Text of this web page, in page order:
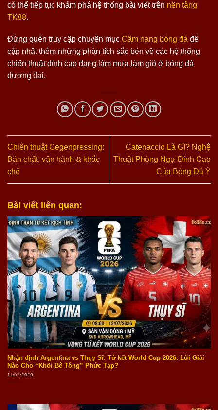
có thể tiếp tục khám phá hệ thống bài viết trên nền tảng
TK88.
Đừng quên truy cập chuyên mục Cẩm nang bóng đá để
cập nhật thêm những phân tích sắc bén về các hệ thống
chiến thuật đỉnh cao đang làm mưa làm gió ở bóng đá
đương đại.
Chiến thuật Gegenpressing:
Bản chất, vận hành & khắc
chế
Catenaccio Là Gì? Nghệ
Thuật Phòng Ngự Đỉnh Cao
Của Bóng Đá Ý
Bài viết liên quan:
Nhận định Argentina vs Thụy Sĩ: Tứ kết World Cup 2026: Lời Giải
Nào Cho “Khối Bê Tông” Phức Tạp?
11/07/2026